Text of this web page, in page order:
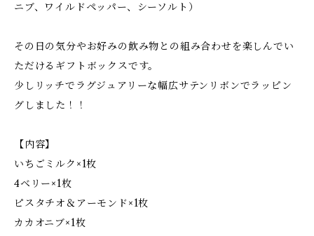
ニブ、ワイルドペッパー、シーソルト）
その日の気分やお好みの飲み物との組み合わせを楽しんでい
ただけるギフトボックスです。
少しリッチでラグジュアリーな幅広サテンリボンでラッピン
グしました！！
【内容】
いちごミルク×1枚
4ベリー×1枚
ピスタチオ＆アーモンド×1枚
カカオニブ×1枚